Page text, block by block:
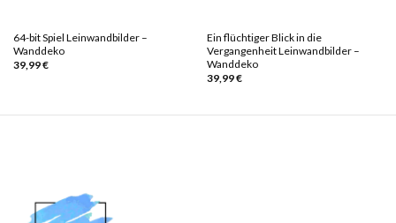
64-bit Spiel Leinwandbilder –
Wanddeko
39,99€
Ein flüchtiger Blick in die
Vergangenheit Leinwandbilder –
Wanddeko
39,99€